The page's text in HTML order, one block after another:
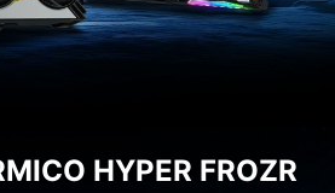
HYPER FROZR